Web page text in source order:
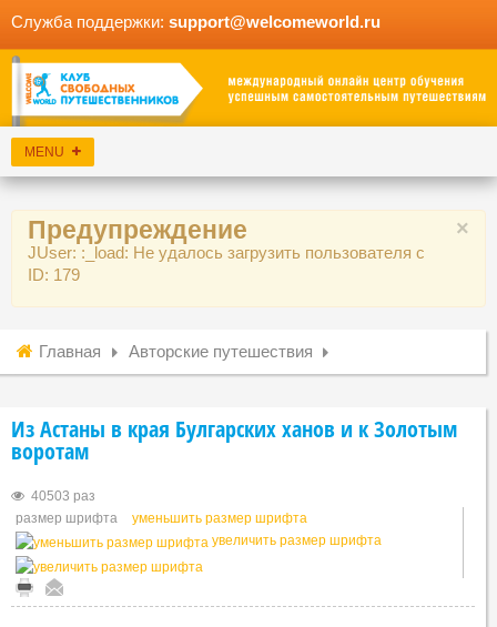
Служба поддержки: support@welcomeworld.ru
×
Предупреждение
JUser: :_load: Не удалось загрузить пользователя с
ID: 179
Главная Авторские путешествия
Из Астаны в края Булгарских ханов и к Золотым
воротам
40503 раз
размер шрифта
уменьшить размер шрифта
увеличить размер шрифта